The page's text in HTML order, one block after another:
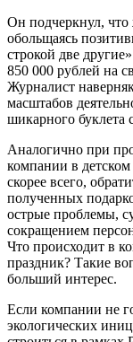
Он подчеркнул,
обольщаясь
строкой две
850 000 рублей на
Журналист
масштабов
шикарного буклета
Аналогично при
компании в
скорее всего,
полученных
острые проблемы,
сокращением
Что происходит в
праздник? Такие
больший интерес.
Если компании не
экологических